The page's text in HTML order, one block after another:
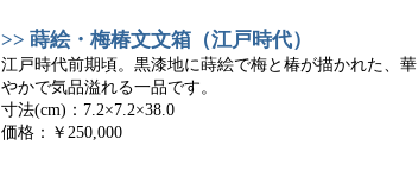
>> 蒔絵・梅椿文文箱（江戸時代）
江戸時代前期頃。黒漆地に蒔絵で梅と椿が描かれた、華
やかで気品溢れる一品です。
寸法(cm)：7.2×7.2×38.0
価格：￥250,000